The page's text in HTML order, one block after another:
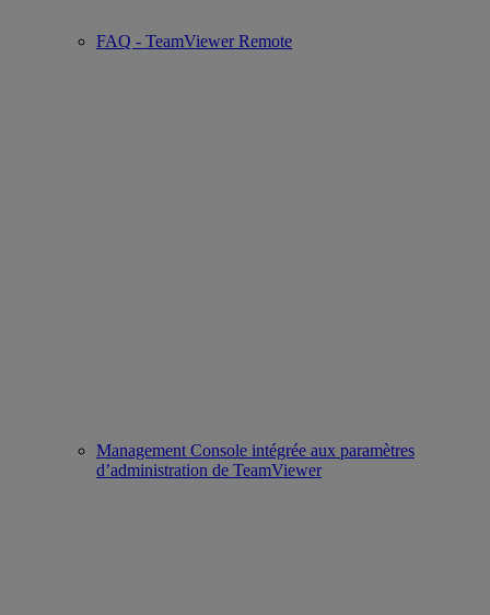
FAQ - TeamViewer Remote
Management Console intégrée aux paramètres
d’administration de TeamViewer